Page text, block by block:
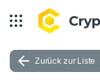
Zurück zur Liste